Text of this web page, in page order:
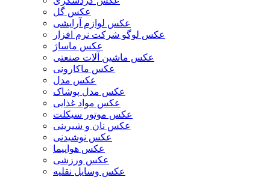
عکس گل
عکس لوازم آرایشی
عکس لوگو شرکت نرم افزار
عکس ماساژ
عکس ماشین آلات صنعتی
عکس ماکارونی
عکس مدل
عکس مدل پوشاک
عکس مواد غذایی
عکس موتور سیکلت
عکس نان و شیرینی
عکس نوشیدنی
عکس هواپیما
عکس ورزشی
عکس وسایل نقلیه